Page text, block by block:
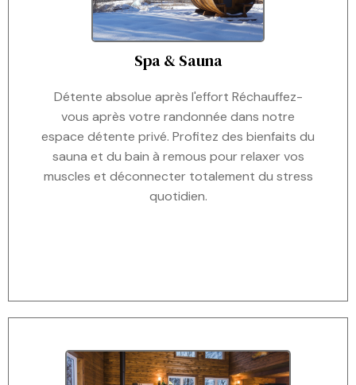
Spa & Sauna
Détente absolue après l'effort Réchauffez-
vous après votre randonnée dans notre
espace détente privé. Profitez des bienfaits du
sauna et du bain à remous pour relaxer vos
muscles et déconnecter totalement du stress
quotidien.